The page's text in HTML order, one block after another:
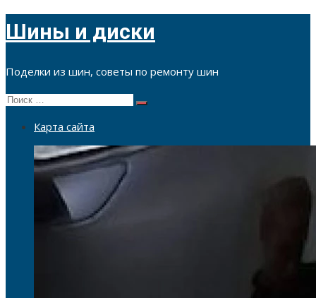
Перейти
кШины и диски
Поделки из шин, советы по ремонту шин
Поиск
Поиск
Карта сайта